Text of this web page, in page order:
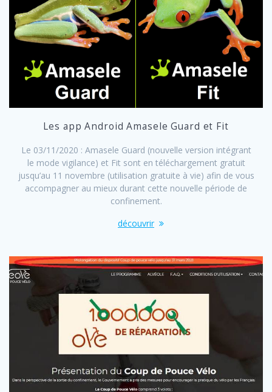
Les app Android Amasele Guard et Fit
Le 03/11/2020 : Amasele Guard (nouvelle version intégrant
le mode vigilance) et Fit sont en téléchargement gratuit
jusqu’au 11 novembre (utilisation gratuite à vie) afin de vous
accompagner au mieux durant cette nouvelle période de
confinement.
découvrir